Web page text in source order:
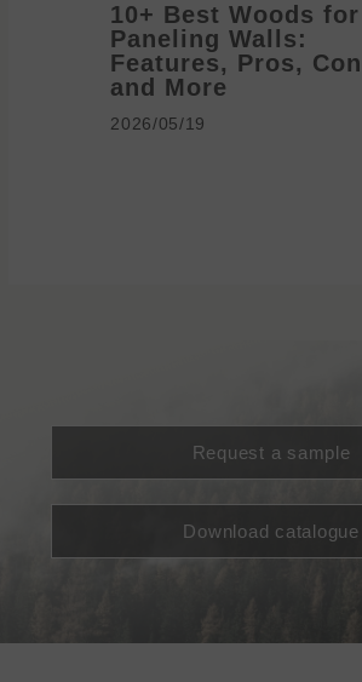
10+ Best Woods for
Paneling Walls:
Features, Pros,
and More
2026/05/19
Request a sample
Download catalogue